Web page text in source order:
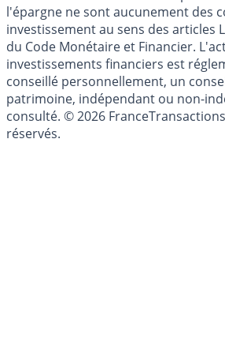
Les articles et commentaires publiés
l'épargne ne sont aucunement des
investissement au sens des articles
du Code Monétaire et Financier.
investissements financiers est
conseillé personnellement, un
patrimoine, indépendant ou non-
consulté. © 2026